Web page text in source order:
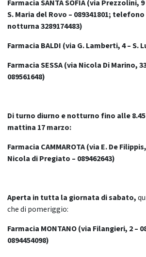
Farmacia SANTA SOFIA (via Prezzolini,
S. Maria del Rovo – 089341801;
notturna 3289174483)
Farmacia BALDI (via G. Lamberti, 4 – S.
Farmacia SESSA (via Nicola Di Marino,
089561648)
Di turno diurno e notturno fino alle
mattina 17 marzo:
Farmacia CAMMAROTA (via E. De
Nicola di Pregiato – 089462643)
Aperta in tutta la giornata di sabato,
che di pomeriggio:
Farmacia MONTANO (via Filangieri, 2 –
0894454098)